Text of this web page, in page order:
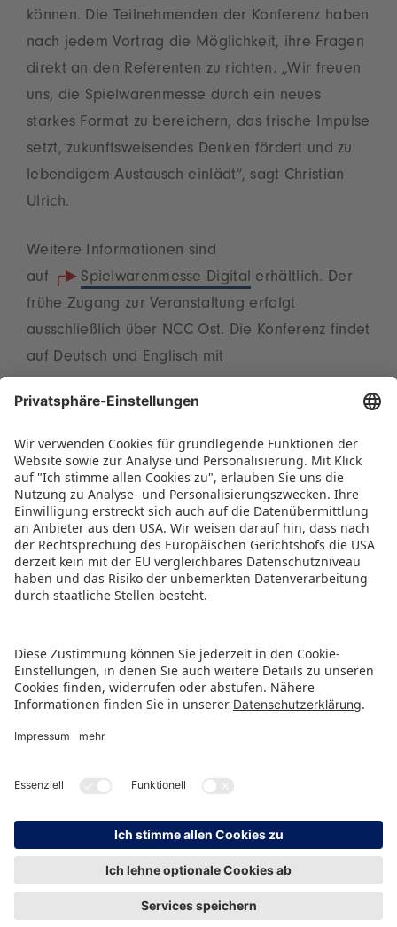
können. Die Teilnehmenden der Konferenz haben
nach jedem Vortrag die Möglichkeit, ihre Fragen
direkt an den Referenten zu richten. „Wir freuen
uns, die Spielwarenmesse durch ein neues
starkes Format zu bereichern, das frische Impulse
setzt, zukunftsweisendes Denken fördert und zu
lebendigem Austausch einlädt“, sagt Christian
Ulrich.
Weitere Informationen sind
auf
Spielwarenmesse Digital erhältlich. Der
frühe Zugang zur Veranstaltung erfolgt
ausschließlich über NCC Ost. Die Konferenz findet
auf Deutsch und Englisch mit
kostenfrei – um Anmeldung wird bis 9. Januar
per Mail gebeten (presse@spielwarenmesse.de
Die Value of Play Conference wird durch den
Deutschen Verband der Spielwarenindustrie
(DVSI) unterstützt.
PRESSEMITTEILUNG ALS PDF HERUNTERLADEN
© Spielwarenmesse eG, Herderstraße 7, 90427 Nürnberg
HINWEISGEBERSCHUTZ IMPRESSUM
DATENSCHUTZ
KONTAKT